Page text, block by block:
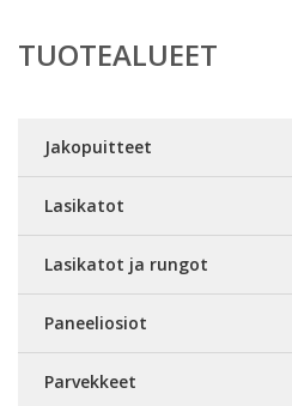
TUOTEALUEET
Jakopuitteet
Lasikatot
Lasikatot ja rungot
Paneeliosiot
Parvekkeet